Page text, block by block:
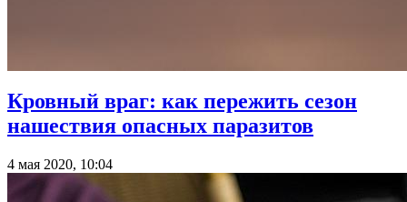
Кровный враг: как пережить сезон
нашествия опасных паразитов
4 мая 2020, 10:04